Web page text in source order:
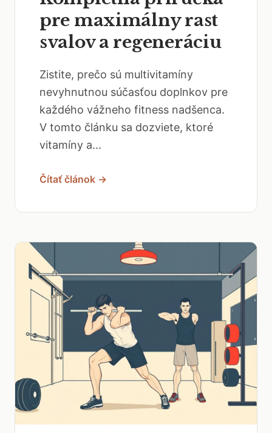
pre maximálny rast
svalov a regeneráciu
Zistite, prečo sú multivitamíny
nevyhnutnou súčasťou doplnkov pre
každého vážneho fitness nadšenca.
V tomto článku sa dozviete, ktoré
vitamíny a...
Čítať článok →